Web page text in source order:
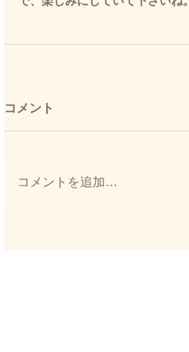
コメント
コメントを追加…